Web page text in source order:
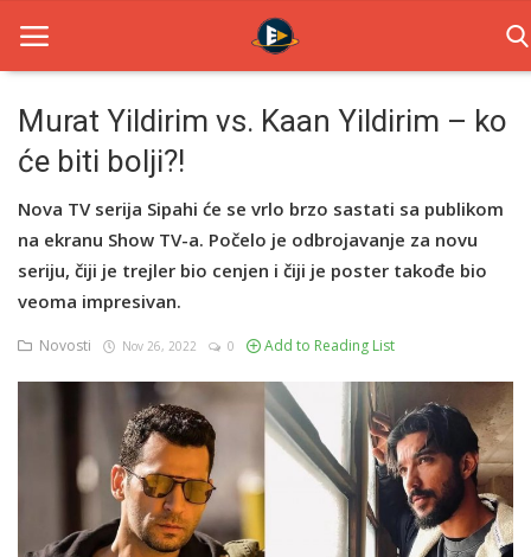
Home
Novosti
TV Serije
Register
Murat Yildirim vs. Kaan Yildirim – ko
će biti bolji?!
Nova TV serija Sipahi će se vrlo brzo sastati sa publikom
na ekranu Show TV-a. Počelo je odbrojavanje za novu
seriju, čiji je trejler bio cenjen i čiji je poster takođe bio
veoma impresivan.
Novosti Nov 26, 2022 0 Add to Reading List